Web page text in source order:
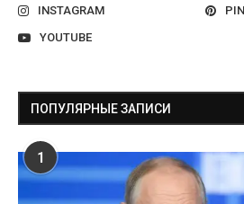
INSTAGRAM
YOUTUBE
ПОПУЛЯРНЫЕ ЗАПИСИ
1